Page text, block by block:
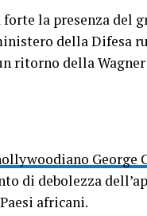
la presenza del
della Difesa
ritorno della
George
di debolezza
africani.